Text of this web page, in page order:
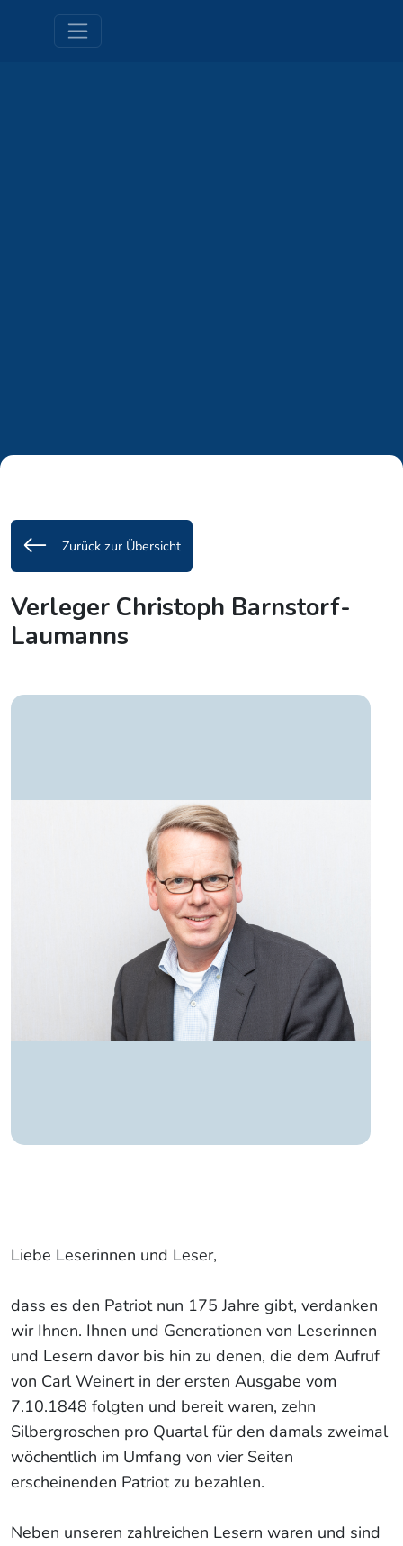
Zurück zur Übersicht
Verleger Christoph Barnstorf-
Laumanns
Liebe Leserinnen und Leser,
dass es den Patriot nun 175 Jahre gibt, verdanken
wir Ihnen. Ihnen und Generationen von Leserinnen
und Lesern davor bis hin zu denen, die dem Aufruf
von Carl Weinert in der ersten Ausgabe vom
7.10.1848 folgten und bereit waren, zehn
Silbergroschen pro Quartal für den damals zweimal
wöchentlich im Umfang von vier Seiten
erscheinenden Patriot zu bezahlen.
Neben unseren zahlreichen Lesern waren und sind